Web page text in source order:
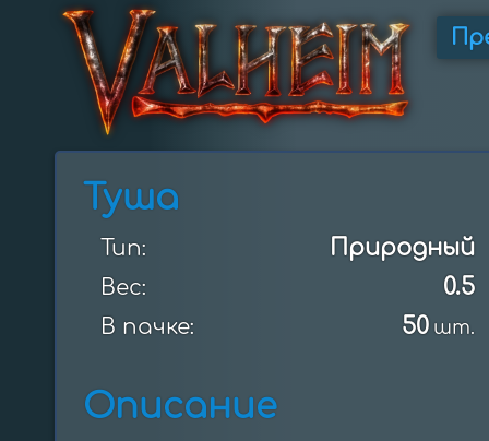
Туша
Тип: Природный
Вес: 0.5
В пачке: 50 шт.
Описание